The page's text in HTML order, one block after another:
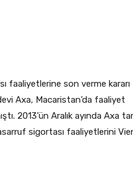
faaliyetlerine son verme kararı
Axa, Macaristan’da faaliyet
2013’ün Aralık ayında Axa
sigortası faaliyetlerini